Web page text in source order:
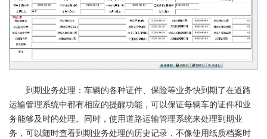
到期业务处理：车辆的各种证件、保险等业务快到期了在道路
运输管理系统中都有相应的提醒功能，可以保证每辆车的证件和业
务能够及时的处理。同时，使用道路运输管理系统来处理到期业
务，可以随时查看到期业务处理的历史记录，不像使用纸质档案时